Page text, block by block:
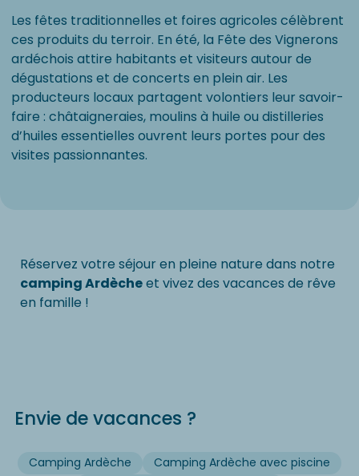
Les fêtes traditionnelles et foires agricoles célèbrent
ces produits du terroir. En été, la Fête des Vignerons
ardéchois attire habitants et visiteurs autour de
dégustations et de concerts en plein air. Les
producteurs locaux partagent volontiers leur savoir-
faire : châtaigneraies, moulins à huile ou distilleries
d’huiles essentielles ouvrent leurs portes pour des
visites passionnantes.
Réservez votre séjour en pleine nature dans notre
camping Ardècheet vivez des vacances de rêve
en famille !
Envie de vacances ?
Camping Ardèche
Camping Ardèche avec piscine